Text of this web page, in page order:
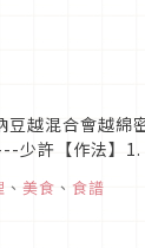
豆越混合會越
許【作法】1.
、 美食 、 食譜